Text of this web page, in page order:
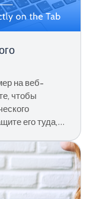
на веб-
чтобы
его туда,
для проверки.